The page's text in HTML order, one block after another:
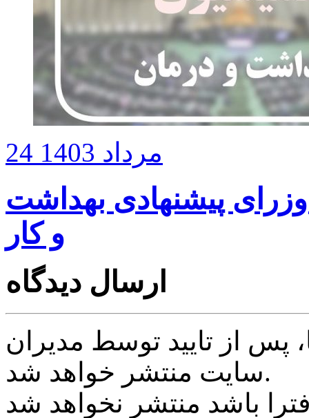
24 مرداد 1403
پیشنهادی بهداشت
و کار
ارسال دیدگاه
از تایید توسط مدیران
سایت منتشر خواهد شد.